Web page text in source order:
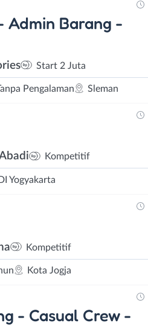
Admin Barang -
Start 2 Juta
Pengalaman Sleman
Kompetitif
Yogyakarta
Kompetitif
Kota Jogja
- Casual Crew -